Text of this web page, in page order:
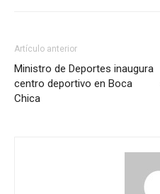
Artículo anterior
Ministro de Deportes inaugura
centro deportivo en Boca
Chica